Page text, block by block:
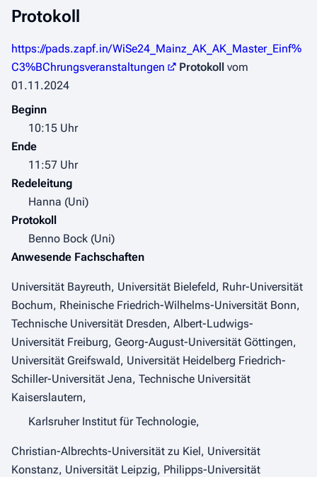
Protokoll
https://pads.zapf.in/WiSe24_Mainz_AK_AK_Master_Einf%
C3%BChrungsveranstaltungen
Protokoll vom
01.11.2024
Beginn
10:15 Uhr
Ende
11:57 Uhr
Redeleitung
Hanna (Uni)
Protokoll
Benno Bock (Uni)
Anwesende Fachschaften
Universität Bayreuth, Universität Bielefeld, Ruhr-Universität
Bochum, Rheinische Friedrich-Wilhelms-Universität Bonn,
Technische Universität Dresden, Albert-Ludwigs-
Universität Freiburg, Georg-August-Universität Göttingen,
Universität Greifswald, Universität Heidelberg Friedrich-
Schiller-Universität Jena, Technische Universität
Kaiserslautern,
Karlsruher Institut für Technologie,
Christian-Albrechts-Universität zu Kiel, Universität
Konstanz, Universität Leipzig, Philipps-Universität